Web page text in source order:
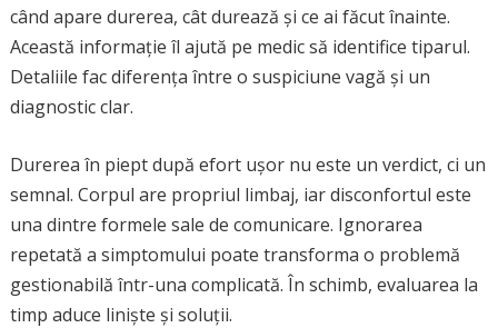
când apare durerea, cât durează și ce ai făcut înainte.
Această informație îl ajută pe medic să identifice tiparul.
Detaliile fac diferența între o suspiciune vagă și un
diagnostic clar.
Durerea în piept după efort ușor nu este un verdict, ci un
semnal. Corpul are propriul limbaj, iar disconfortul este
una dintre formele sale de comunicare. Ignorarea
repetată a simptomului poate transforma o problemă
gestionabilă într-una complicată. În schimb, evaluarea la
timp aduce liniște și soluții.